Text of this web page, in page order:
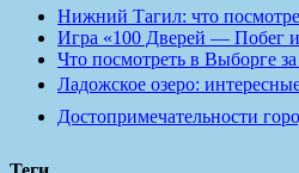
Нижний Тагил: что
Игра «100 Дверей — Побег
Что посмотреть в Выборге
Ладожское озеро:
Достопримечательности